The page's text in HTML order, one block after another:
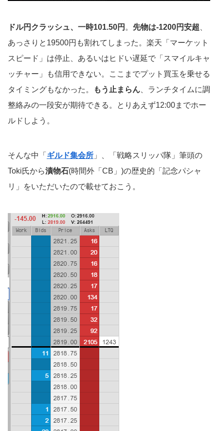
ドル円クラッシュ、一時101.50円 。 先物は-1200円安超、
あっさりと19500円も割れてしまった。楽天「マーケット
スピード」は停止、あるいはヒドい遅延で「スマイルキャ
ッチャー」も信用できない。ここまでプット買玉を乗せる
タイミングもなかった。
もう止まらん、ランチタイムに調
整絡みの一段安が期待できる。とりあえず12:00までホー
ルドしよう。
そんな中「 ギルド集会所 」、「戦略スリッパ隊」筆頭の
Toki氏から漬物石(時間外「CB」)の歴史的「記念パシャ
リ」をいただいたので載せておこう。